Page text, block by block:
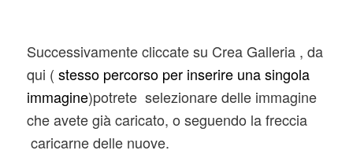
Successivamente cliccate su Crea Galleria , da
qui ( stesso percorso per inserire una singola
immagine)potrete selezionare delle immagine
che avete già caricato, o seguendo la freccia
caricarne delle nuove.